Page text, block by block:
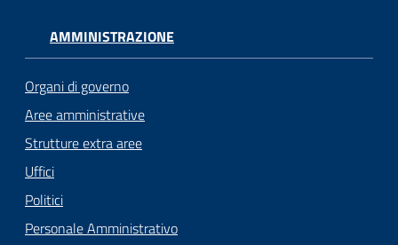
AMMINISTRAZIONE
Organi di governo
Aree amministrative
Strutture extra aree
Uffici
Politici
Personale Amministrativo